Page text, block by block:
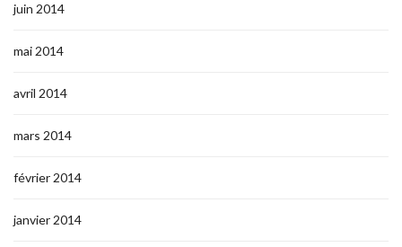
juin 2014
mai 2014
avril 2014
mars 2014
février 2014
janvier 2014